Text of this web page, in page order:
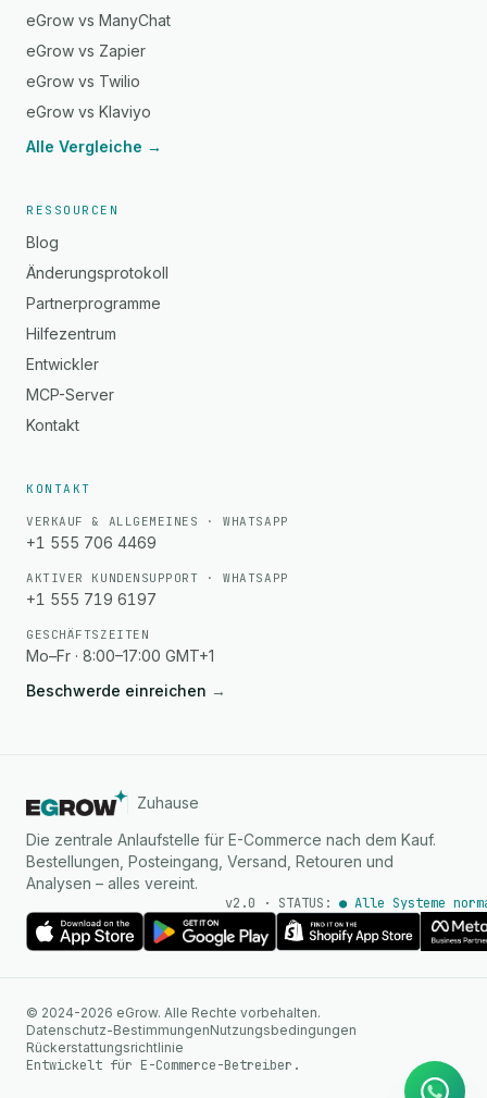
eGrow vs ManyChat
eGrow vs Zapier
eGrow vs Twilio
eGrow vs Klaviyo
Alle Vergleiche →
RESSOURCEN
Blog
Änderungsprotokoll
Partnerprogramme
Hilfezentrum
Entwickler
MCP-Server
Kontakt
KONTAKT
VERKAUF & ALLGEMEINES · WHATSAPP
+1 555 706 4469
AKTIVER KUNDENSUPPORT · WHATSAPP
+1 555 719 6197
GESCHÄFTSZEITEN
Mo–Fr · 8:00–17:00 GMT+1
Beschwerde einreichen →
Zuhause
Die zentrale Anlaufstelle für E-Commerce nach dem Kauf.
Bestellungen, Posteingang, Versand, Retouren und
Analysen – alles vereint.
v2.0 · STATUS: ● Alle Systeme
© 2024-2026 eGrow. Alle Rechte vorbehalten.
Datenschutz-BestimmungenNutzungsbedingungen
Rückerstattungsrichtlinie
Entwickelt für E-Commerce-Betreiber.
Sofortige Antworten auf
WhatsApp